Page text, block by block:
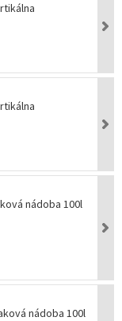
nádoba 100l
nádoba 100l